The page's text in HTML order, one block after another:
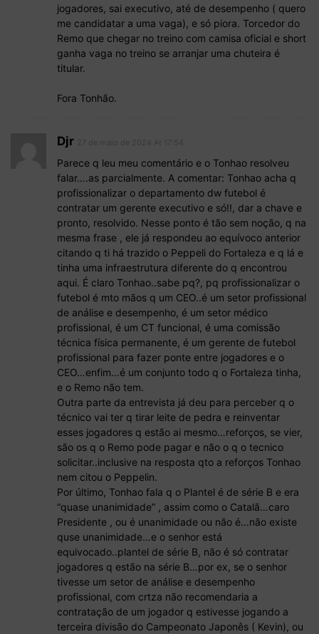
jogadores, sai executivo, até de desempenho ( quero
me candidatar a uma vaga), e só piora. Torcedor do
Remo que chegar no treino com camisa oficial e short
ganha vaga no treino se arranjar uma chuteira é
titular.
Fora Tonhão.
Djr
Parece q leu meu comentário e o Tonhao resolveu
falar….as parcialmente. A comentar: Tonhao acha q
profissionalizar o departamento dw futebol é
contratar um gerente executivo e só!!, dar a chave e
pronto, resolvido. Nesse ponto é tão sem noção, q na
mesma frase , ele já respondeu ao equívoco anterior
citando q ti há trazido o Peppeli do Fortaleza e q lá e
tinha uma infraestrutura diferente do q encontrou
aqui. É claro Tonhao..sabe pq?, pq profissionalizar o
futebol é mto mãos q um CEO..é um setor profissional
de análise e desempenho, é um setor médico
profissional, é um CT funcional, é uma comissão
técnica física permanente, é um gerente de futebol
profissional para fazer ponte entre jogadores e o
CEO…enfim…é um conjunto todo q o Fortaleza tinha,
e o Remo não tem.
Outra parte da entrevista já deu para perceber q o
técnico vai ter q tirar leite de pedra e reinventar
esses jogadores q estão ai mesmo…reforços, se vier,
são os q o Remo pode pagar e não o q o tecnico
solicitar..inclusive na resposta qto a reforços Tonhao
nem citou o Peppelin.
Por último, Tonhao fala q o Plantel é de série B e era
“quase unanimidade” , assim como o Catalã…caro
Presidente , ou é unanimidade ou não é…não existe
quse unanimidade…e o senhor está
equivocado..plantel de série B, não é só contratar
jogadores q estão na série B…por ex, se o senhor
tivesse um setor de análise e desempenho
profissional, com crtza não recomendaria a
contratação de um jogador q estivesse jogando a
terceira divisão do Campeonato Japonês ( Kevin), ou